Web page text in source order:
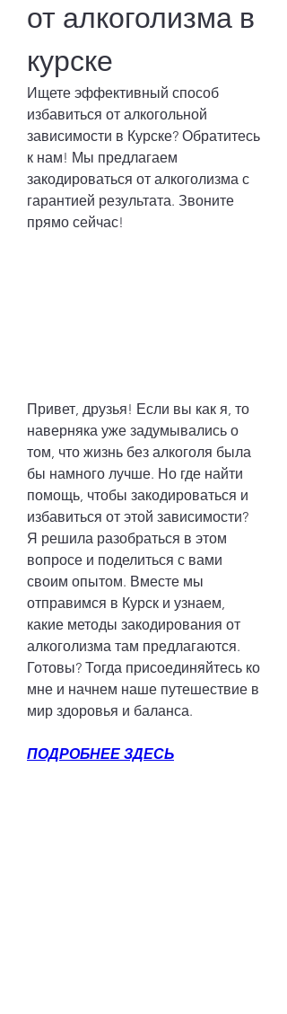
от алкоголизма в
курске
Ищете эффективный способ
избавиться от алкогольной
зависимости в Курске? Обратитесь
к нам! Мы предлагаем
закодироваться от алкоголизма с
гарантией результата. Звоните
прямо сейчас!
Привет, друзья! Если вы как я, то
наверняка уже задумывались о
том, что жизнь без алкоголя была
бы намного лучше. Но где найти
помощь, чтобы закодироваться и
избавиться от этой зависимости?
Я решила разобраться в этом
вопросе и поделиться с вами
своим опытом. Вместе мы
отправимся в Курск и узнаем,
какие методы закодирования от
алкоголизма там предлагаются.
Готовы? Тогда присоединяйтесь ко
мне и начнем наше путешествие в
мир здоровья и баланса.
ПОДРОБНЕЕ ЗДЕСЬ